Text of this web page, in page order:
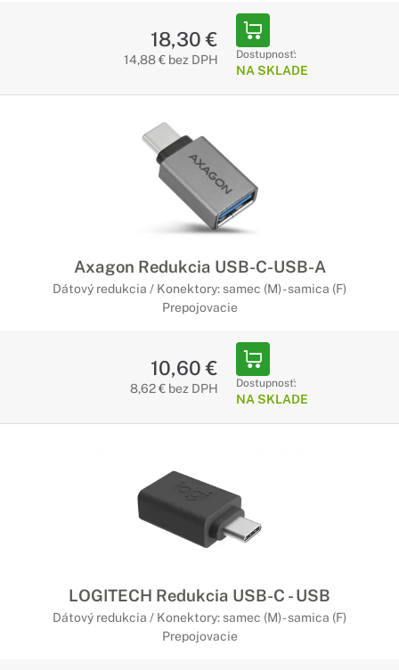
18,30 €
14,88 € bez DPH Dostupnosť:
NA SKLADE
Axagon Redukcia USB-C-USB-A
Dátový redukcia / Konektory: samec (M) - samica (F)
Prepojovacie
10,60 €
8,62 € bez DPH Dostupnosť:
NA SKLADE
LOGITECH Redukcia USB-C - USB
Dátový redukcia / Konektory: samec (M) - samica (F)
Prepojovacie